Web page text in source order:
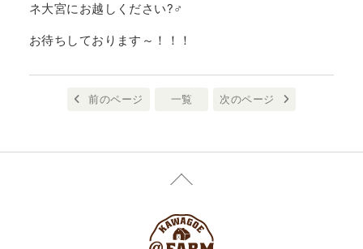
ネ大宮にお越しください?‍♂️
お待ちしております～！！！
前のページ 一覧 次のページ